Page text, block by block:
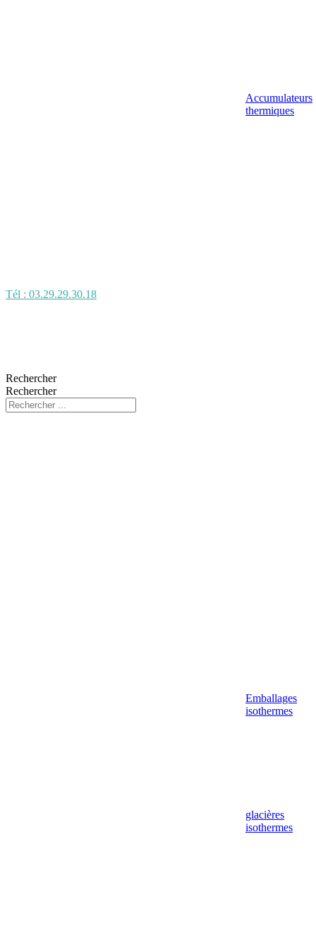
Accumulateurs
thermiques
Tél : 03.29.29.30.18
Rechercher
Rechercher
Emballages
isothermes
glacières
isothermes